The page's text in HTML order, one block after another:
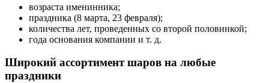
возраста именинника;
праздника (8 марта, 23 февраля);
количества лет, проведенных со второй половинкой;
года основания компании и т. д.
Широкий ассортимент шаров на любые
праздники